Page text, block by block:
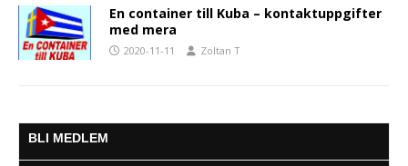
En container till Kuba – kontaktuppgifter
med mera
2020-11-11 Zoltan T
BLI MEDLEM